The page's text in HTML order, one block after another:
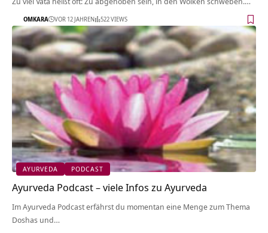
OMKARA VOR 12 JAHREN 522 VIEWS
AYURVEDA PODCAST
Ayurveda Podcast – viele Infos zu Ayurveda
Im Ayurveda Podcast erfährst du momentan eine Menge zum Thema
Doshas und…